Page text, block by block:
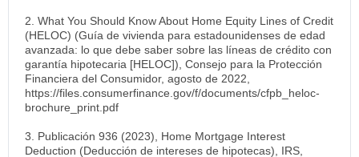
2. What You Should Know About Home Equity Lines of Credit
(HELOC) (Guía de vivienda para estadounidenses de edad
avanzada: lo que debe saber sobre las líneas de crédito con
garantía hipotecaria [HELOC]), Consejo para la Protección
Financiera del Consumidor, agosto de 2022,
https://files.consumerfinance.gov/f/documents/cfpb_heloc-
brochure_print.pdf
3. Publicación 936 (2023), Home Mortgage Interest
Deduction (Deducción de intereses de hipotecas), IRS,